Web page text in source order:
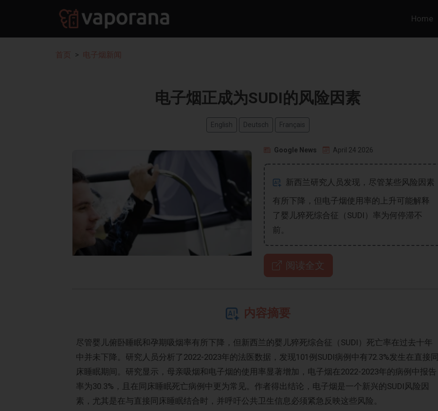
Home
首页 电子烟新闻
电子烟正成为SUDI的风险因素
English Deutsch Français
Google News April 24 2026
新西兰研究人员发现，尽管某些风险因素
有所下降，但电子烟使用率的上升可能解释
了婴儿猝死综合征（SUDI）率为何停滞不
前。
阅读全文
内容摘要
尽管婴儿俯卧睡眠和孕期吸烟率有所下降，但新西兰的婴儿猝死综合征（SUDI）死亡率在过去十年
中并未下降。研究人员分析了2022-2023年的法医数据，发现101例SUDI病例中有72.3%发生在直接同
床睡眠期间。研究显示，母亲吸烟和电子烟的使用率显著增加，电子烟在2022-2023年的病例中报告
率为30.3%，且在同床睡眠死亡病例中更为常见。作者得出结论，电子烟是一个新兴的SUDI风险因
素，尤其是在与直接同床睡眠结合时，并呼吁公共卫生信息必须紧急反映这些风险。